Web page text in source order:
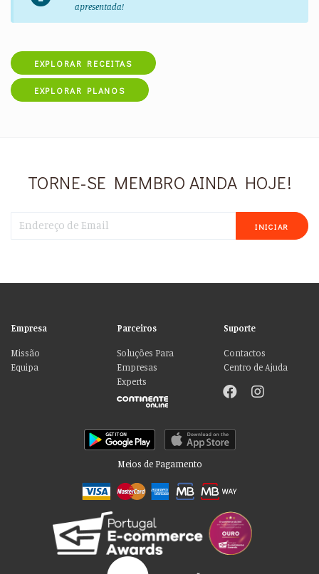
apresentada!
EXPLORAR RECEITAS
EXPLORAR PLANOS
TORNE-SE MEMBRO AINDA HOJE!
INICIAR
Empresa
Missão
Equipa
Parceiros
Soluções Para
Empresas
Experts
Suporte
Contactos
Centro de Ajuda
Meios de Pagamento